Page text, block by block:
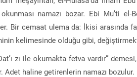
namazı bozar. Ebi Mu’ti
Bir cemaat ulema da: İkisi
kelimesinde olduğu gibi,
zı ile okumakta fetva vardır”
Adet haline getirenlerin namazı bozulur.